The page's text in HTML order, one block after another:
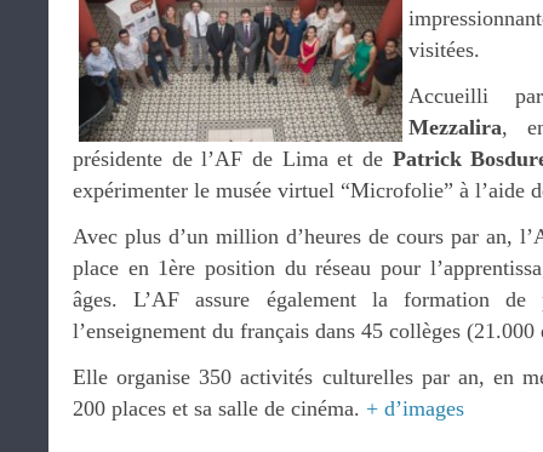
visitées.
Accueilli
Mezzalira,
présidente de l’AF de Lima et de Patrick
expérimenter le musée virtuel “Microfolie” à l’aide
Avec plus d’un million d’heures de cours par an,
place en 1ère position du réseau pour
âges. L’AF assure également la formation
l’enseignement du français dans 45 collèges (21.000
Elle organise 350 activités culturelles par an, en
200 places et sa salle de cinéma. + d’images